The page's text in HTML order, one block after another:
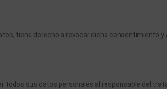
tiene derecho a revocar dicho consentimiento y
todos sus datos personales al responsable del